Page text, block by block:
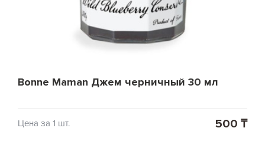
Bonne Maman Джем черничный 30 мл
Цена за 1 шт. 500 ₸